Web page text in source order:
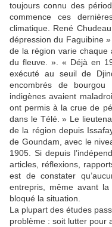
toujours connu des
commence ces
climatique. René
dépression du Faguibine
de la région varie chaque
du fleuve. ». « Déjà en
exécuté au seuil de
encombrés de
indigènes avaient
ont permis à la crue de
dans le Télé. » Le
de la région depuis
de Goundam, avec le
1905. Si depuis
articles, réflexions,
est de constater
entrepris, même avant la
bloqué la situation.
La plupart des études
problème : soit lutter pour